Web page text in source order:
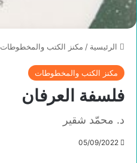
الرئيسية / مكنز الكتب والمخطوطات
مكنز الكتب والمخطوطات
فلسفة العرفان
د. محمّد شقير
05/09/2022